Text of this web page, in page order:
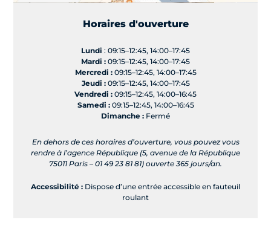
Horaires d'ouverture
Lundi : 09:15–12:45, 14:00–17:45
Mardi : 09:15–12:45, 14:00–17:45
Mercredi :09:15–12:45, 14:00–17:45
Jeudi :09:15–12:45, 14:00–17:45
Vendredi : 09:15–12:45, 14:00–16:45
Samedi :09:15–12:45, 14:00–16:45
Dimanche : Fermé
En dehors de ces horaires d’ouverture, vous pouvez vous
rendre à l’agence République (5, avenue de la République
75011 Paris – 01 49 23 81 81) ouverte 365 jours/an.
Accessibilité : Dispose d’une entrée accessible en fauteuil
roulant